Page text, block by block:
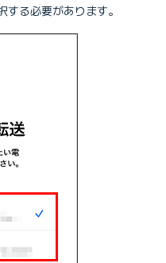
る必要があります。